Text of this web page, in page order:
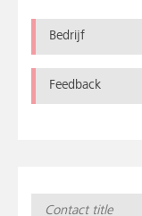
Bedrijf
Feedback